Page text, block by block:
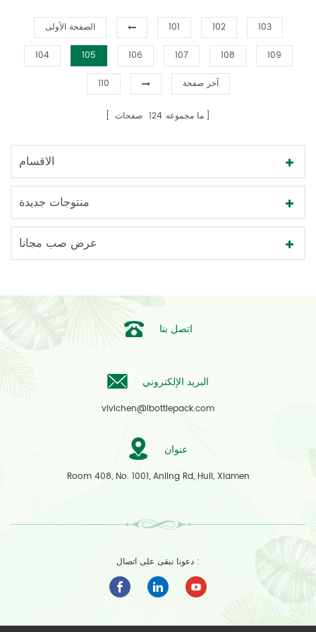
الصفحة الأولى 101 102 103
104 105 106 107 108 109
110 آخر صفحة
ما مجموعه 124 صفحات
الاقسام
منتوجات جديدة
عرض صب مجانا
اتصل بنا
البريد الإلكتروني
vivichen@ibottlepack.com
عنوان
Room 408, No. 1001, Anling Rd, Huli, Xiamen
دعونا نبقى على اتصال :